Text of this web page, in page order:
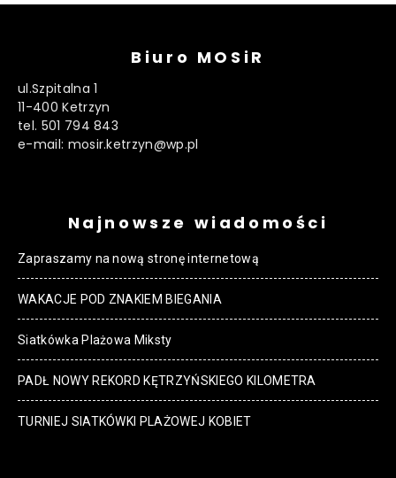
Biuro MOSiR
ul.Szpitalna 1
11-400 Ketrzyn
tel. 501 794 843
e-mail: mosir.ketrzyn@wp.pl
Najnowsze wiadomości
Zapraszamy na nową stronę internetową
WAKACJE POD ZNAKIEM BIEGANIA
Siatkówka Plażowa Miksty
PADŁ NOWY REKORD KĘTRZYŃSKIEGO KILOMETRA
TURNIEJ SIATKÓWKI PLAŻOWEJ KOBIET